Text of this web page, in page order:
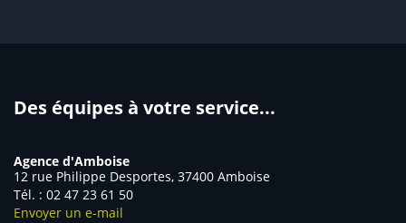
Des équipes à votre service...
Agence d'Amboise
12 rue Philippe Desportes, 37400 Amboise
Tél. : 02 47 23 61 50
Envoyer un e-mail